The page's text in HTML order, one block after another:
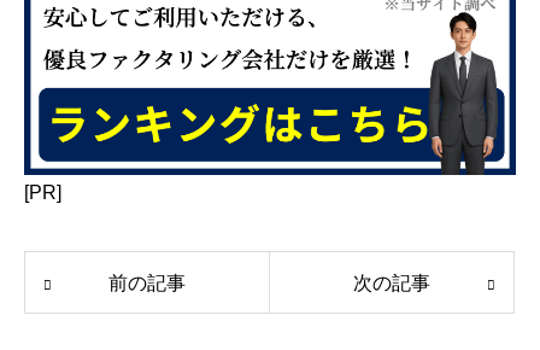
[PR]
前の記事 次の記事